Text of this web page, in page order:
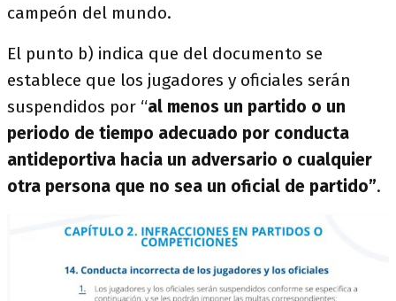
campeón del mundo.
El punto b) indica que del documento se
establece que los jugadores y oficiales serán
suspendidos por “al menos un partido o un
periodo de tiempo adecuado por conducta
antideportiva hacia un adversario o cualquier
otra persona que no sea un oficial de partido”.